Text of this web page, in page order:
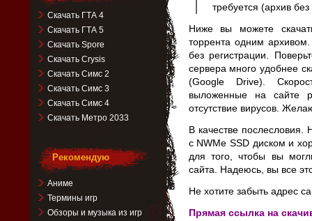
требуется (архив
Ниже вы можете
торрента одним
без регистрации.
сервера много удобнее
(Google Drive).
выложенные на сайте
отсутствие вирусов.
В качестве
с NWMe SSD диском и
для того, чтобы вы
сайта. Надеюсь, вы все
Не хотите забыть адрес
Прямая ссылка на
Скачать ГТА 4
Скачать ГТА 5
Скачать Spore
Скачать Crysis
Скачать Симс 2
Скачать Симс 3
Скачать Симс 4
Скачать Метро 2033
Рекомендую
Аниме
Термины игр
Обзоры и музыка из игр